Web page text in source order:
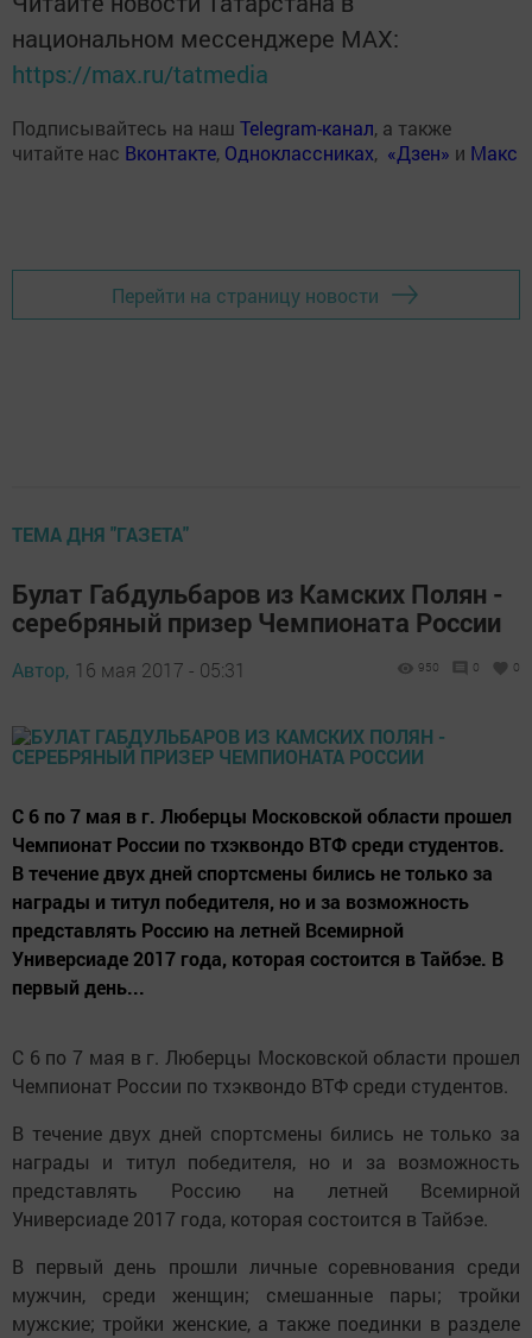
национальном мессенджере MАХ:
https://max.ru/tatmedia
Подписывайтесь на наш Telegram-канал, а также
читайте нас Вконтакте, Одноклассниках, «Дзен» и Макс
Перейти на страницу новости
ТЕМА ДНЯ "ГАЗЕТА"
Булат Габдульбаров из Камских Полян -
серебряный призер Чемпионата России
Автор, 16 мая 2017 - 05:31 950 0 0
С 6 по 7 мая в г. Люберцы Московской области прошел
Чемпионат России по тхэквондо ВТФ среди студентов.
В течение двух дней спортсмены бились не только за
награды и титул победителя, но и за возможность
представлять Россию на летней Всемирной
Универсиаде 2017 года, которая состоится в Тайбэе. В
первый день...
С 6 по 7 мая в г. Люберцы Московской области прошел
Чемпионат России по тхэквондо ВТФ среди студентов.
В течение двух дней спортсмены бились не только за
награды и титул победителя, но и за возможность
представлять Россию на летней Всемирной
Универсиаде 2017 года, которая состоится в Тайбэе.
В первый день прошли личные соревнования среди
мужчин, среди женщин; смешанные пары; тройки
мужские; тройки женские, а также поединки в разделе